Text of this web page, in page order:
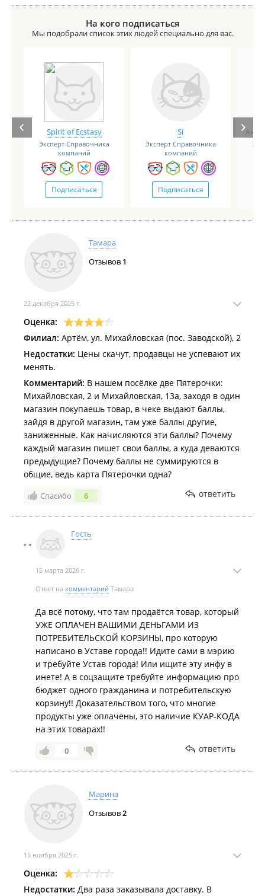
На кого подписаться
Мы подобрали список этих людей специально для вас.
Spirit of Ecstasy
Эксперт Справочника
компаний
Подписаться
Si
Эксперт Справочника
компаний
Подписаться
Тамара
Отзывов 1
22 декабря 2025 г.
Оценка:
Филиал: Артём, ул. Михайловская (пос. Заводской), 2
Недостатки: Цены скачут, продавцы не успевают их
менять.
Комментарий: В нашем посёлке две Пятерочки:
Михайловская, 2 и Михайловская, 13а, заходя в один
магазин покупаешь товар, в чеке выдают баллы,
зайдя в другой магазин, там уже баллы другие,
заниженные. Как начисляются эти баллы? Почему
каждый магазин пишет свои баллы, а куда деваются
предыдущие? Почему баллы не суммируются в
общие, ведь карта Пятерочки одна?
Спасибо 6 ответить
Гость
15 марта 2026 г.
Ответ на комментарий Тамара
Да всё потому, что там продаётся товар, который
УЖЕ ОПЛАЧЕН ВАШИМИ ДЕНЬГАМИ ИЗ
ПОТРЕБИТЕЛЬСКОЙ КОРЗИНЫ, про которую
написано в Уставе города!! Идите сами в мэрию
и требуйте Устав города! Или ищите эту инфу в
инете! А в соцзащите требуйте информацию про
бюджет одного гражданина и потребительскую
корзину!! Доказательством того, что многие
продукты уже оплачены, это наличие КУАР-КОДА
на этих товарах!!
0 ответить
Марина
Отзывов2
15 ноября 2025 г.
Оценка:
Недостатки: Два раза заказывала доставку. В